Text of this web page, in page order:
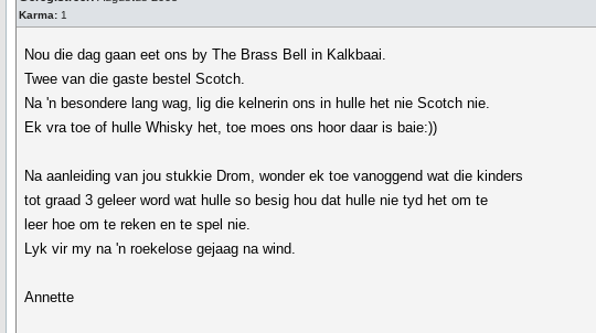
Karma: 1
Nou die dag gaan eet ons by The Brass Bell in Kalkbaai.
Twee van die gaste bestel Scotch.
Na 'n besondere lang wag, lig die kelnerin ons in hulle het nie Scotch nie.
Ek vra toe of hulle Whisky het, toe moes ons hoor daar is baie:))
Na aanleiding van jou stukkie Drom, wonder ek toe vanoggend wat die kinders
tot graad 3 geleer word wat hulle so besig hou dat hulle nie tyd het om te
leer hoe om te reken en te spel nie.
Lyk vir my na 'n roekelose gejaag na wind.
Annette